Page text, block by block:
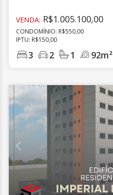
VENDA: R$1.005.100,00
CONDOMÍNIO: R$550,00
IPTU: R$150,00
3 2 1 92m²